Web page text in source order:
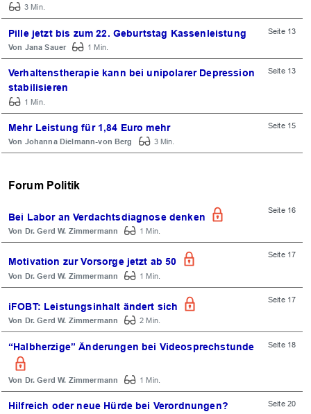
3 Min.
Pille jetzt bis zum 22. Geburtstag Kassenleistung Seite 13
Jana Sauer 1 Min.
Verhaltenstherapie kann bei unipolarer Depression
stabilisieren
Seite 13
1 Min.
Mehr Leistung für 1,84 Euro mehr Seite 15
Johanna Dielmann-von Berg 3 Min.
Forum Politik
Bei Labor an Verdachtsdiagnose denken
Seite 16
Dr. Gerd W. Zimmermann 1 Min.
Motivation zur Vorsorge jetzt ab 50
Seite 17
Dr. Gerd W. Zimmermann 1 Min.
iFOBT: Leistungsinhalt ändert sich
Seite 17
Dr. Gerd W. Zimmermann 2 Min.
“Halbherzige” Änderungen bei Videosprechstunde Seite 18
Dr. Gerd W. Zimmermann 1 Min.
Hilfreich oder neue Hürde bei Verordnungen? Seite 20